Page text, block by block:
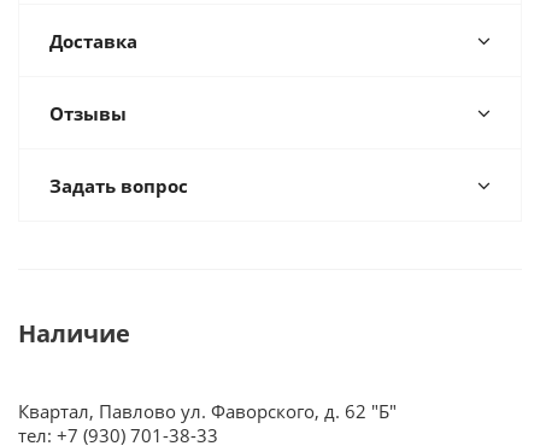
Доставка
Отзывы
Задать вопрос
Наличие
Квартал, Павлово ул. Фаворского, д. 62 "Б"
тел: +7 (930) 701-38-33